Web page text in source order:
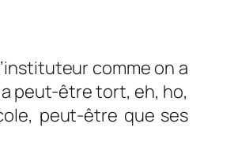
comme on a
a peut-être tort, eh, ho,
peut-être que ses